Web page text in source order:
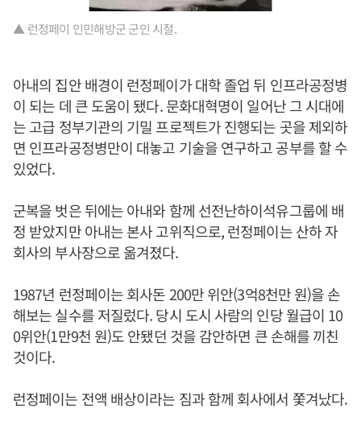
▲ 런정페이 인민해방군 군인 시절.
아내의 집안 배경이 런정페이가 대학 졸업 뒤 인프라공정병
이 되는 데 큰 도움이 됐다. 문화대혁명이 일어난 그 시대에
는 고급 정부기관의 기밀 프로젝트가 진행되는 곳을 제외하
면 인프라공정병만이 대놓고 기술을 연구하고 공부를 할 수
있었다.
군복을 벗은 뒤에는 아내와 함께 선전난하이석유그룹에 배
정 받았지만 아내는 본사 고위직으로, 런정페이는 산하 자
회사의 부사장으로 옮겨졌다.
1987년 런정페이는 회사돈 200만 위안(3억8천만 원)을 손
해보는 실수를 저질렀다. 당시 도시 사람의 인당 월급이 10
0위안(1만9천 원)도 안됐던 것을 감안하면 큰 손해를 끼친
것이다.
런정페이는 전액 배상이라는 짐과 함께 회사에서 쫓겨났다.